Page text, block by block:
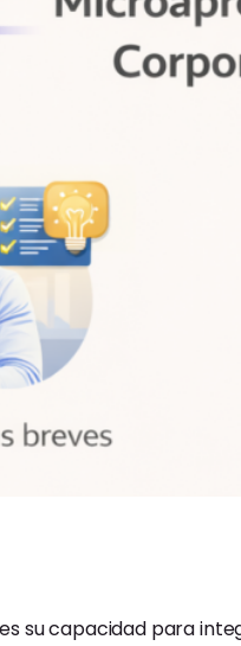
su capacidad para